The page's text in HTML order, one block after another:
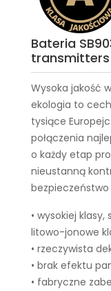
Bateria
transmitters
Wysoka jakość
ekologia to
tysiące
połączenia
o każdy etap
nieustanną
bezpieczeństwo
• wysokiej
litowo-jonowe
• rzeczywista
• brak efektu
• fabryczne